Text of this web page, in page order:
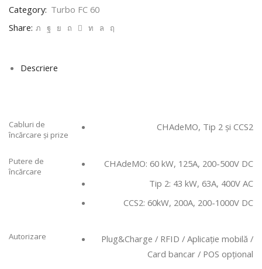
Category: Turbo FC 60
Share:
Descriere
Cabluri de
încărcare și prize
CHAdeMO, Tip 2 și CCS2
Putere de
încărcare
CHAdeMO: 60 kW, 125A, 200-500V DC
Tip 2: 43 kW, 63A, 400V AC
CCS2: 60kW, 200A, 200-1000V DC
Autorizare
Plug&Charge / RFID / Aplicație mobilă /
Card bancar / POS opțional